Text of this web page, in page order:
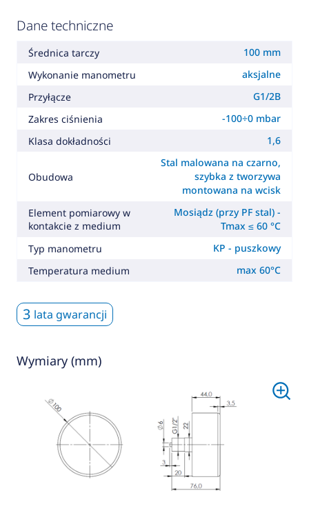
Dane techniczne
Średnica tarczy
100 mm
Wykonanie manometru
aksjalne
Przyłącze
G1/2B
Zakres ciśnienia
-100÷0 mbar
Klasa dokładności
1,6
Obudowa
Stal malowana na czarno,
szybka z tworzywa
montowana na wcisk
Element pomiarowy w
kontakcie z medium
Mosiądz (przy PF stal) -
Tmax ≤ 60 °C
Typ manometru
KP - puszkowy
Temperatura medium
max 60°C
3 lata gwarancji
Wymiary (mm)